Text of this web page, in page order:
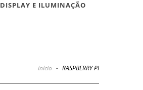
DISPLAY E ILUMINAÇÃO
Início - RASPBERRY PI